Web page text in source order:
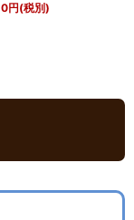
0円(税別)